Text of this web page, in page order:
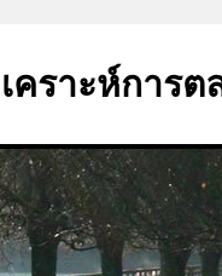
คราะห์การ